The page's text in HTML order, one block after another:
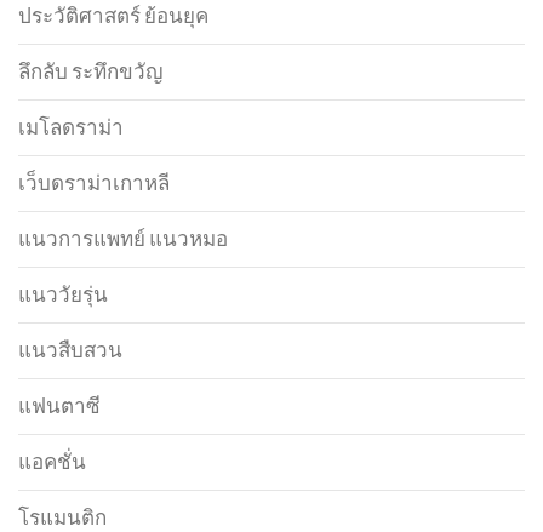
ประวัติศาสตร์ ย้อนยุค
ลึกลับ ระทึกขวัญ
เมโลดราม่า
เว็บดราม่าเกาหลี
แนวการแพทย์ แนวหมอ
แนววัยรุ่น
แนวสืบสวน
แฟนตาซี
แอคชั่น
โรแมนติก